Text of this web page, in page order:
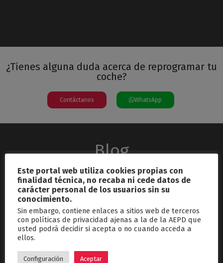
¿Tienes alguna duda acerca de reprogramar tu
coche?
Contáctanos WhatsApp
Blog
septiembre 26, 2024
Hyundai i30N Stage 3 – Turbo TTE466
Este portal web utiliza cookies propias con
finalidad técnica, no recaba ni cede datos de
carácter personal de los usuarios sin su
conocimiento.
Sin embargo, contiene enlaces a sitios web de terceros
con políticas de privacidad ajenas a la de la AEPD que
usted podrá decidir si acepta o no cuando acceda a
ellos.
Configuración Aceptar